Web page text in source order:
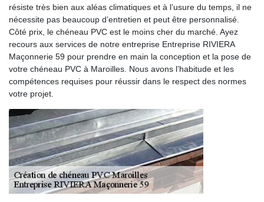
résiste très bien aux aléas climatiques et à l’usure du temps, il ne
nécessite pas beaucoup d’entretien et peut être personnalisé.
Côté prix, le chéneau PVC est le moins cher du marché. Ayez
recours aux services de notre entreprise Entreprise RIVIERA
Maçonnerie 59 pour prendre en main la conception et la pose de
votre chéneau PVC à Maroilles. Nous avons l’habitude et les
compétences requises pour réussir dans le respect des normes
votre projet.